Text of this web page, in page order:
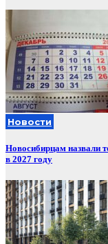
Новости
Новосибирцам назвали
в 2027 году